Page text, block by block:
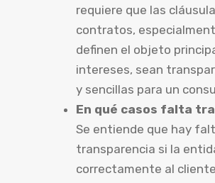
requiere que las
contratos,
definen el objeto
intereses, sean
y sencillas para un
En qué casos falta
Se entiende que hay
transparencia si la
correctamente al